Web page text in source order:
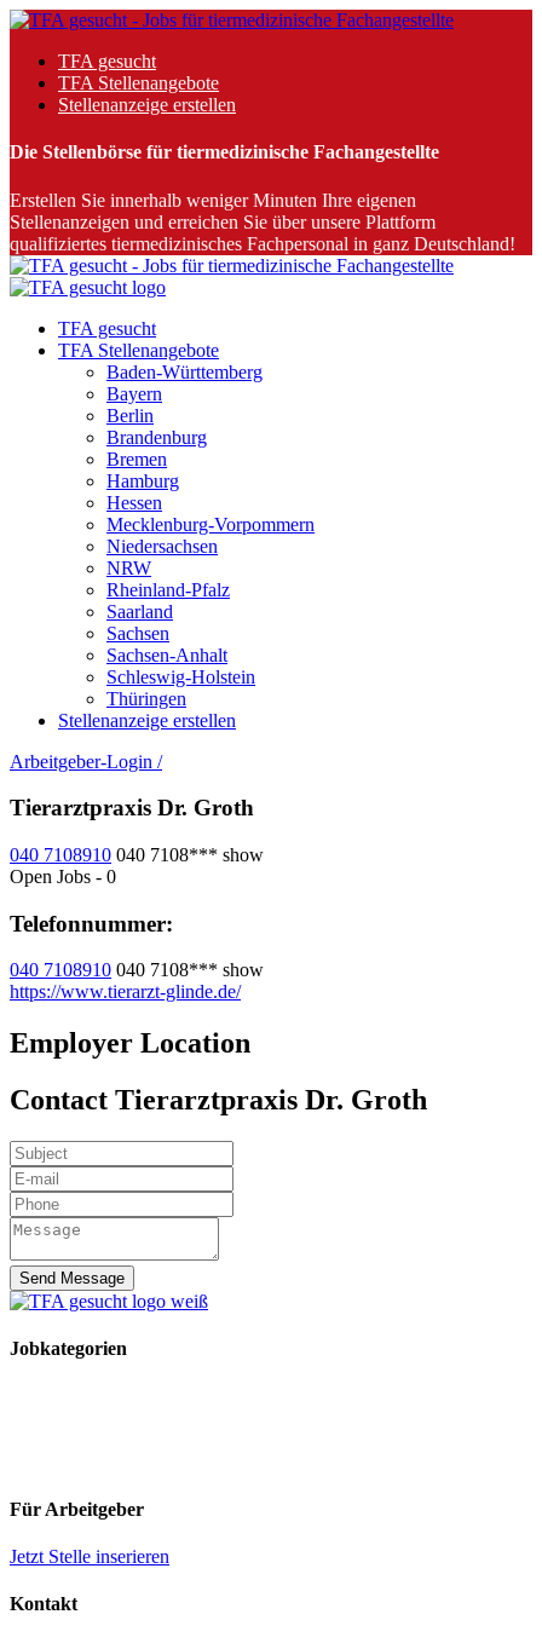
TFA gesucht
TFA Stellenangebote
Stellenanzeige erstellen
Die Stellenbörse für tiermedizinische Fachangestellte
Erstellen Sie innerhalb weniger Minuten Ihre eigenen
Stellenanzeigen und erreichen Sie über unsere Plattform
qualifiziertes tiermedizinisches Fachpersonal in ganz Deutschland!
TFA gesucht
TFA Stellenangebote
Baden-Württemberg
Bayern
Berlin
Brandenburg
Bremen
Hamburg
Hessen
Mecklenburg-Vorpommern
Niedersachsen
NRW
Rheinland-Pfalz
Saarland
Sachsen
Sachsen-Anhalt
Schleswig-Holstein
Thüringen
Stellenanzeige erstellen
Arbeitgeber-Login /
Tierarztpraxis Dr. Groth
040 7108910 040 7108*** show
Open Jobs - 0
Telefonnummer:
040 7108910 040 7108*** show
https://www.tierarzt-glinde.de/
Employer Location
Contact Tierarztpraxis Dr. Groth
Send Message
Jobkategorien
Für Arbeitgeber
Jetzt Stelle inserieren
Kontakt